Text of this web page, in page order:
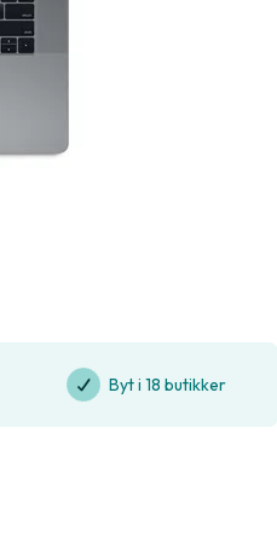
Byt i 18 butikker